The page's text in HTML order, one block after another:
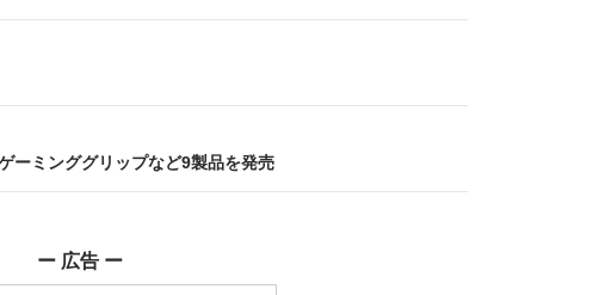
ーミンググリップなど9製品を発売
ー 広告 ー